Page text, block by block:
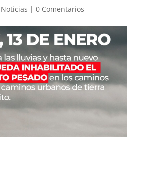
Noticias | 0 Comentarios